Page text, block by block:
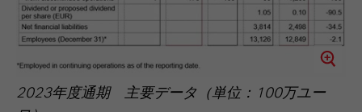
2023年度通期 主要データ（単位：100万ユー